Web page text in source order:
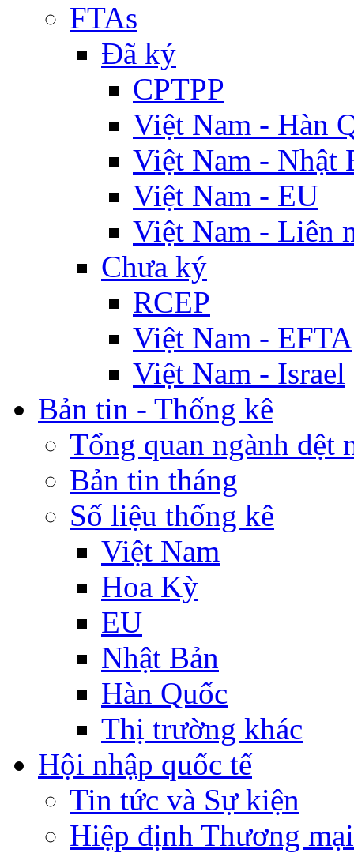
FTAs
Đã ký
CPTPP
Việt Nam - Hàn
Việt Nam - Nhật
Việt Nam - EU
Việt Nam - Liên
Chưa ký
RCEP
Việt Nam - EFTA
Việt Nam - Israel
Bản tin - Thống kê
Tổng quan ngành dệt
Bản tin tháng
Số liệu thống kê
Việt Nam
Hoa Kỳ
EU
Nhật Bản
Hàn Quốc
Thị trường khác
Hội nhập quốc tế
Tin tức và Sự kiện
Hiệp định Thương